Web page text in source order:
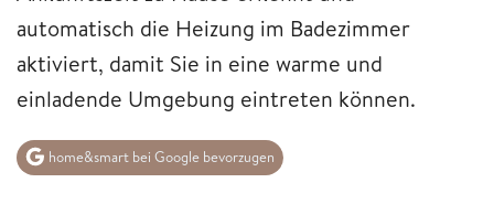
automatisch die Heizung im Badezimmer
aktiviert, damit Sie in eine warme und
einladende Umgebung eintreten können.
home&smart bei Google bevorzugen